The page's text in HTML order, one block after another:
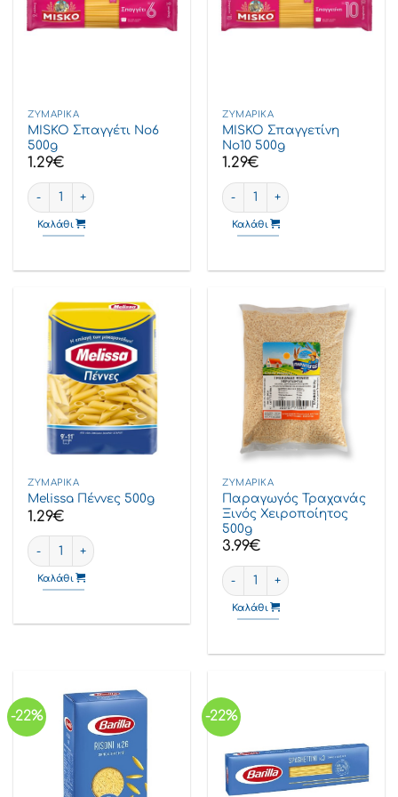
ΖΥΜΑΡΙΚΆ
MISKO Σπαγγέτι Νο6
500g
1.29€
MISKO Σπαγγέτι Νο6 500g ποσότητα
Καλάθι
ΖΥΜΑΡΙΚΆ
MISKO Σπαγγετίνη
Νο10 500g
1.29€
MISKO Σπαγγετίνη Νο10 500g
Καλάθι
ΖΥΜΑΡΙΚΆ
Melissa Πέννες 500g
1.29€
Melissa Πέννες 500g ποσότητα
Καλάθι
ΖΥΜΑΡΙΚΆ
Παραγωγός Τραχανάς
Ξινός Χειροποίητος
500g
3.99€
Παραγωγός Τραχανάς Ξινός
Καλάθι
-22% -22%